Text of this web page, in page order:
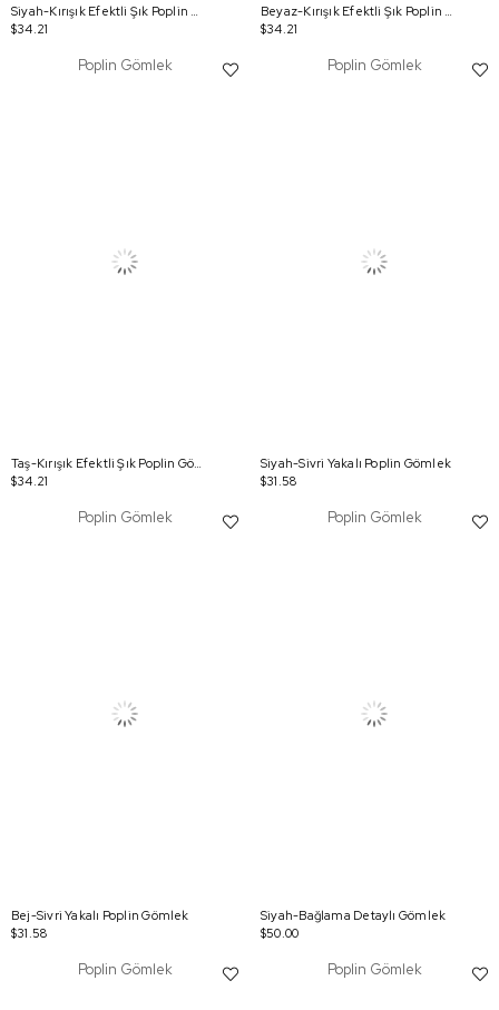
Siyah-Kırışık Efektli Şık Poplin Gömlek
$34.21
Beyaz-Kırışık Efektli Şık Poplin Gömlek
$34.21
Poplin Gömlek
Taş-Kırışık Efektli Şık Poplin Gömlek
$34.21
Poplin Gömlek
Siyah-Sivri Yakalı Poplin Gömlek
$31.58
Poplin Gömlek
Bej-Sivri Yakalı Poplin Gömlek
$31.58
Poplin Gömlek
Siyah-Bağlama Detaylı Gömlek
$50.00
Poplin Gömlek Poplin Gömlek